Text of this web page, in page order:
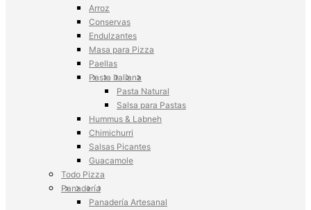
Arroz
Conservas
Endulzantes
Masa para Pizza
Paellas
Pasta Italiana
Pasta Natural
Salsa para Pastas
Hummus & Labneh
Chimichurri
Salsas Picantes
Guacamole
Todo Pizza
Panadería
Panadería Artesanal